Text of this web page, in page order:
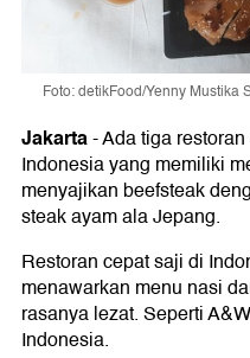
Foto: detikFood/Yenny Mustika
Jakarta-Ada tiga
Indonesia yang memiliki
menyajikan beefsteak
steak ayam ala Jepang.
Restoran cepat saji di
menawarkan menu nasi
rasanya lezat. Seperti
Indonesia.